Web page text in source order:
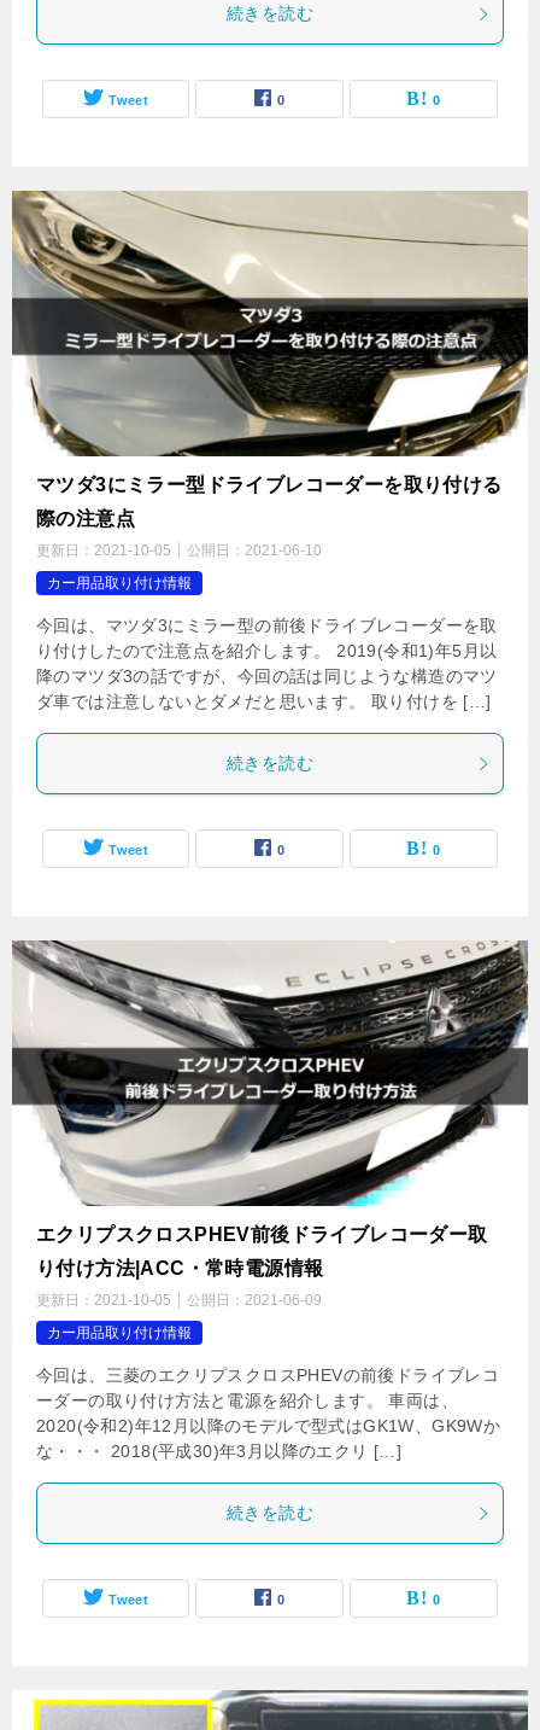
続きを読む
Tweet 0 0
マツダ3にミラー型ドライブレコーダーを取り付ける
際の注意点
更新日： 2021-10-05 公開日： 2021-06-10
カー用品取り付け情報
今回は、マツダ3にミラー型の前後ドライブレコーダーを取
り付けしたので注意点を紹介します。 2019(令和1)年5月以
降のマツダ3の話ですが、今回の話は同じような構造のマツ
ダ車では注意しないとダメだと思います。 取り付けを […]
続きを読む
Tweet 0 0
エクリプスクロスPHEV前後ドライブレコーダー取
り付け方法|ACC・常時電源情報
更新日： 2021-10-05 公開日： 2021-06-09
カー用品取り付け情報
今回は、三菱のエクリプスクロスPHEVの前後ドライブレコ
ーダーの取り付け方法と電源を紹介します。 車両は、
2020(令和2)年12月以降のモデルで型式はGK1W、GK9Wか
な・・・ 2018(平成30)年3月以降のエクリ […]
続きを読む
Tweet 0 0